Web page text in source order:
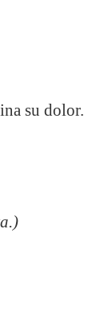
su dolor.